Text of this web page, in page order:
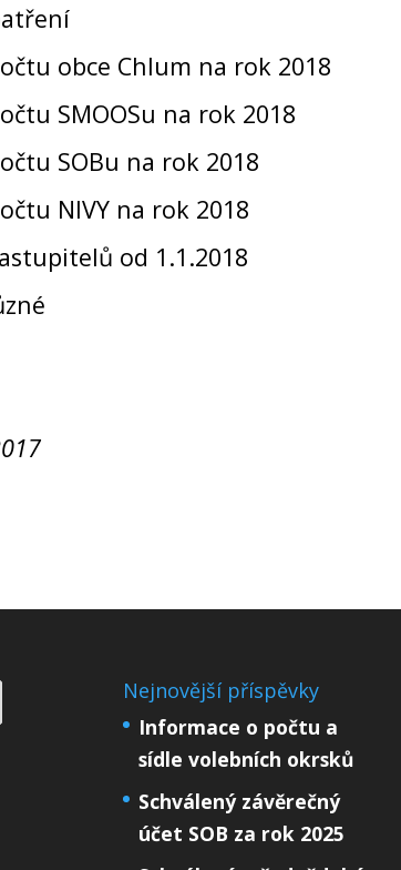
obce Chlum na rok 2018
SMOOSu na rok 2018
SOBu na rok 2018
NIVY na rok 2018
od 1.1.2018
Nejnovější příspěvky
Informace o počtu a
sídle volebních okrsků
Schválený závěrečný
účet SOB za rok 2025